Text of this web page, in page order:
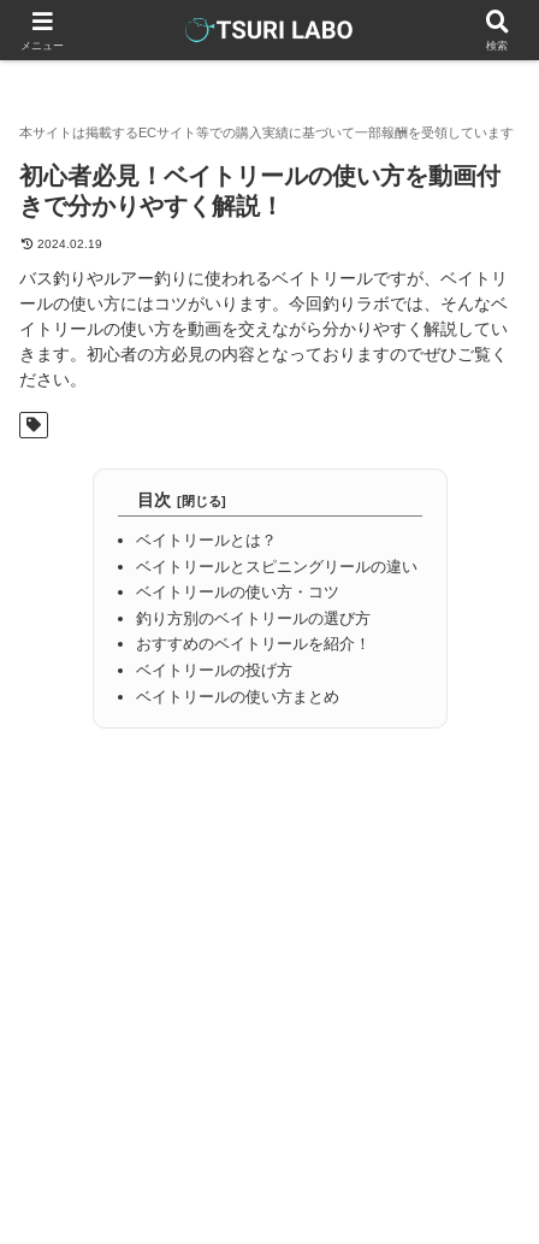
釣りラボマガジン 釣り方・コツ 初心者必見！ベイトリールの
初心者必見！ベイトリールの使い方を動画付
きで分かりやすく解説！
2024.02.19
バス釣りやルアー釣りに使われるベイトリールですが、ベイトリ
ールの使い方にはコツがいります。今回釣りラボでは、そんなベ
イトリールの使い方を動画を交えながら分かりやすく解説してい
きます。初心者の方必見の内容となっておりますのでぜひご覧く
ださい。
目次
ベイトリールとは？
ベイトリールとスピニングリールの違い
ベイトリールの使い方・コツ
釣り方別のベイトリールの選び方
おすすめのベイトリールを紹介！
ベイトリールの投げ方
ベイトリールの使い方まとめ
メニュー 検索